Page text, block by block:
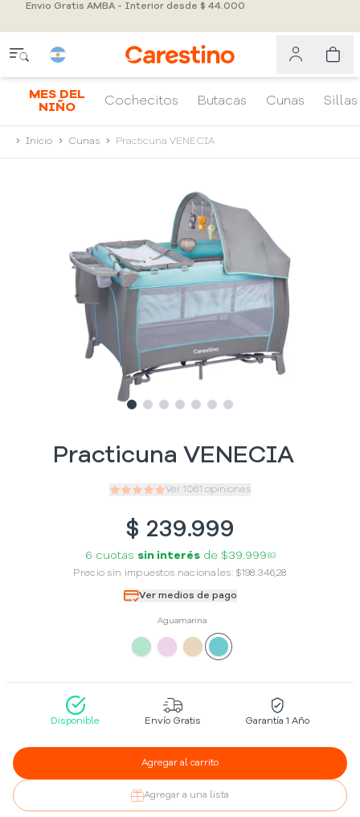
Envio Gratis AMBA - Interior desde $ 44.000
MES DEL
NIÑO
Cochecitos Butacas Cunas Sillas
Inicio Cunas Practicuna VENECIA
Slide1
Slide2
Slide3
Slide4
Slide5
SlideSlide
Practicuna VENECIA
Ver 1061 opiniones
$ 239.999
6 cuotas sin interésde $39.999 83
Precio sin impuestos nacionales: $198.346,28
Ver medios de pago
Aguamarina
Disponible Envío Gratis Garantía 1 Año
Agregar al carrito
Agregar a una lista